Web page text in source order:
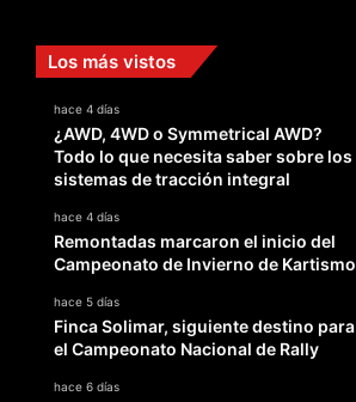
Los más vistos
hace 4 días
¿AWD, 4WD o Symmetrical AWD?
Todo lo que necesita saber sobre los
sistemas de tracción integral
hace 4 días
Remontadas marcaron el inicio del
Campeonato de Invierno de Kartismo
hace 5 días
Finca Solimar, siguiente destino para
el Campeonato Nacional de Rally
hace 6 días